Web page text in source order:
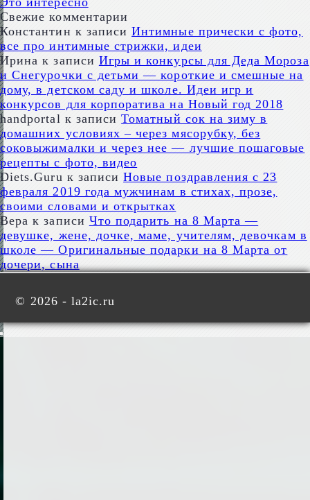
Свежие комментарии
Константин к записиИнтимные прически с фото,
все про интимные стрижки, идеи
Ирина к записи Игры и конкурсы для Деда Мороза
и Снегурочки с детьми — короткие и смешные на
дому, в детском саду и школе. Идеи игр и
конкурсов для корпоратива на Новый год 2018
handportal к записиТоматный сок на зиму в
домашних условиях – через мясорубку, без
соковыжималки и через нее — лучшие пошаговые
рецепты с фото, видео
Diets.Guru к записиНовые поздравления с 23
февраля 2019 года мужчинам в стихах, прозе,
своими словами и открытках
Вера к записи Что подарить на 8 Марта —
девушке, жене, дочке, маме, учителям, девочкам в
школе — Оригинальные подарки на 8 Марта от
дочери, сына
© 2026 - la2ic.ru